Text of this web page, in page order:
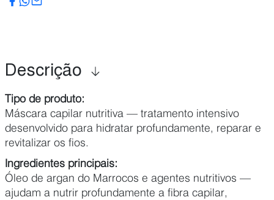
Descrição
Tipo de produto:
Máscara capilar nutritiva — tratamento intensivo
desenvolvido para hidratar profundamente, reparar e
revitalizar os fios.
Ingredientes principais:
Óleo de argan do Marrocos e agentes nutritivos —
ajudam a nutrir profundamente a fibra capilar,